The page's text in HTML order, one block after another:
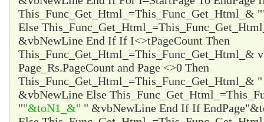
This_Func_Get_Html_=This_Func_Get_Html_& "
Else
&vbNewLine End If If I<>tPageCount Then
This_Func_Get_Html_=This_Func_Get_Html_&
Page_Rs.PageCount and Page <>0 Then
This_Func_Get_Html_=This_Func_Get_Html_&
&vbNewLine Else
""&toN1_&" " &vbNewLine End If If EndPage